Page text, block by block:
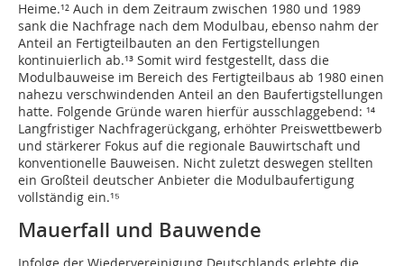
Heime.¹² Auch in dem Zeitraum zwischen 1980 und 1989
sank die Nachfrage nach dem Modulbau, ebenso nahm der
Anteil an Fertigteilbauten an den Fertigstellungen
kontinuierlich ab.¹³ Somit wird festgestellt, dass die
Modulbauweise im Bereich des Fertigteilbaus ab 1980 einen
­nahezu verschwindenden Anteil an den Baufertigstellungen
hatte. Folgende Gründe waren hierfür ausschlaggebend: ¹⁴
Langfristiger Nachfragerückgang, erhöhter Preiswettbewerb
und stärkerer Fokus auf die regionale Bauwirtschaft und
konventionelle Bauweisen. Nicht zuletzt deswegen stellten
ein Großteil deutscher Anbieter die Modulbaufertigung
vollständig ein.¹⁵
Mauerfall und Bauwende